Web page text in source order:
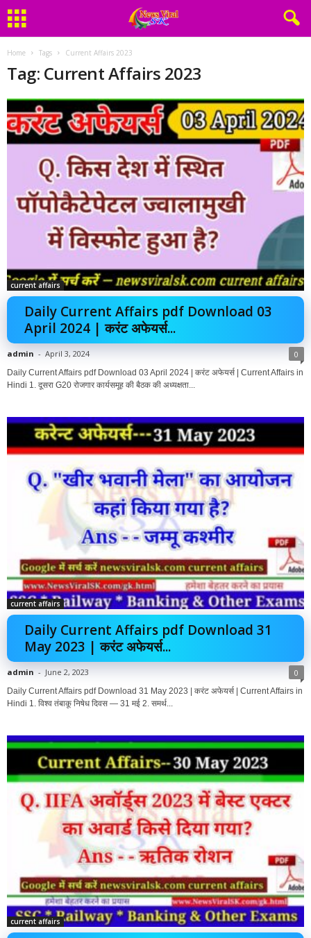
Home Tags Current Affairs 2023
Tag: Current Affairs 2023
current affairs
Daily Current Affairs pdf Download 03
April 2024 | करंट अफेयर्स...
admin - April 3, 2024 0
Daily Current Affairs pdf Download 03 April 2024 | करंट अफेयर्स | Current Affairs in
Hindi 1. दूसरा G20 रोजगार कार्यसमूह की बैठक की अध्यक्षता...
current affairs
Daily Current Affairs pdf Download 31
May 2023 | करंट अफेयर्स...
admin - June 2, 2023 0
Daily Current Affairs pdf Download 31 May 2023 | करंट अफेयर्स | Current Affairs in
Hindi 1. विश्व तंबाकू निषेध दिवस — 31 मई 2. समर्थ...
current affairs